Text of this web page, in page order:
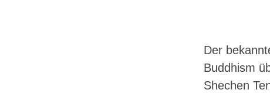
Der
Buddhism
Shechen